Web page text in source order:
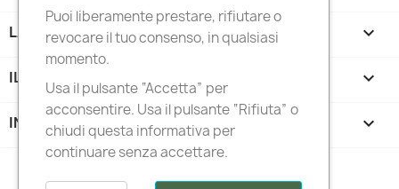
LA NOSTRA AZIENDA 
IL TUO ACCOUNT 
INFORMAZIONI NEGOZIO keyboard_arrow_down
Follow us
Puoi liberamente prestare, rifiutare o
revocare il tuo consenso, in qualsiasi
momento.
Usa il pulsante “Accetta” per
acconsentire. Usa il pulsante “Rifiuta” o
chiudi questa informativa per
continuare senza accettare.